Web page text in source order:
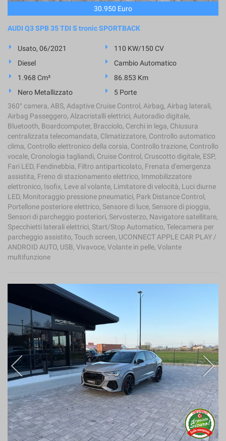
30.950 Euro
AUDI Q3 SPB 35 TDI S tronic SPORTBACK
Usato, 06/2021
110 KW/150 CV
Diesel
Cambio Automatico
1.968 Cm³
86.853 Km
Nero Metallizzato
5 Porte
360° camera, ABS, Adaptive Cruise Control, Airbag, Airbag laterali,
Airbag Passeggero, Alzacristalli elettrici, Autoradio digitale,
Bluetooth, Boardcomputer, Bracciolo, Cerchi in lega, Chiusura
centralizzata telecomandata, Climatizzatore, Controllo automatico
clima, Controllo elettronico della corsia, Controllo trazione, Controllo
vocale, Cronologia tagliandi, Cruise Control, Cruscotto digitale, ESP,
Fari LED, Fendinebbia, Filtro antiparticolato, Frenata d'emergenza
assistita, Freno di stazionamento elettrico, Immobilizzatore
elettronico, Isofix, Leve al volante, Limitatore di velocità, Luci diurne
LED, Monitoraggio pressione pneumatici, Park Distance Control,
Portellone posteriore elettrico, Sensore di luce, Sensore di pioggia,
Sensori di parcheggio posteriori, Servosterzo, Navigatore satellitare,
Specchietti laterali elettrici, Start/Stop Automatico, Telecamera per
parcheggio assistito, Touch screen, UCONNECT APPLE CAR PLAY /
ANDROID AUTO, USB, Vivavoce, Volante in pelle, Volante
multifunzione